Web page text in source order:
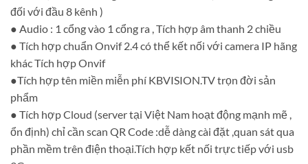
đối với đầu 8 kênh )
● Audio : 1 cổng vào 1 cổng ra , Tích hợp âm thanh 2 chiều
● Tích hợp chuẩn Onvif 2.4 có thể kết nối với camera IP hãng
khác Tích hợp Onvif
●Tích hợp tên miền miễn phí KBVISION.TV trọn đời sản
phẩm
● Tích hợp Cloud (server tại Việt Nam hoạt động mạnh mẽ ,
ổn định) chỉ cần scan QR Code :dễ dàng cài đặt ,quan sát qua
phần mềm trên điện thoại.Tích hợp kết nối trực tiếp với usb